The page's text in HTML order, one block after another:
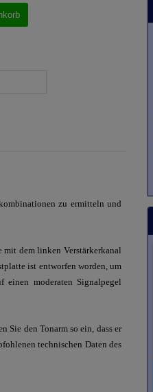
zu ermitteln und
mit dem linken Verstärkerkanal
ist entworfen worden, um
moderaten Signalpegel
Sie den Tonarm so ein, dass er
technischen Daten des